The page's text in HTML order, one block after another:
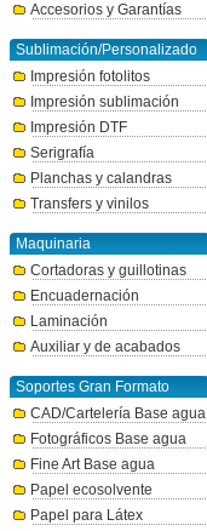
Accesorios y Garantías
Sublimación/Personalizado
Impresión fotolitos
Impresión sublimación
Impresión DTF
Serigrafía
Planchas y calandras
Transfers y vinilos
Maquinaria
Cortadoras y guillotinas
Encuadernación
Laminación
Auxiliar y de acabados
Soportes Gran Formato
CAD/Cartelería Base agua
Fotográficos Base agua
Fine Art Base agua
Papel ecosolvente
Papel para Látex